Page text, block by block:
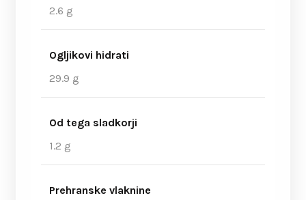
2.6 g
Ogljikovi hidrati
29.9 g
Od tega sladkorji
1.2 g
Prehranske vlaknine